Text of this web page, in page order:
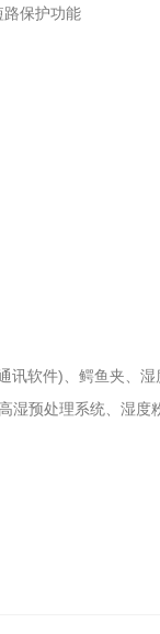
路保护功能
讯软件)、鳄鱼夹、
湿预处理系统、湿度